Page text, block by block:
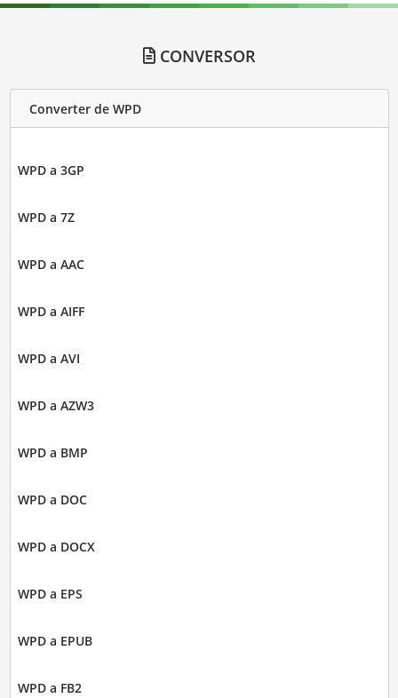
CONVERSOR
Converter de WPD
WPD a 3GP
WPD a 7Z
WPD a AAC
WPD a AIFF
WPD a AVI
WPD a AZW3
WPD a BMP
WPD a DOC
WPD a DOCX
WPD a EPS
WPD a EPUB
WPD a FB2